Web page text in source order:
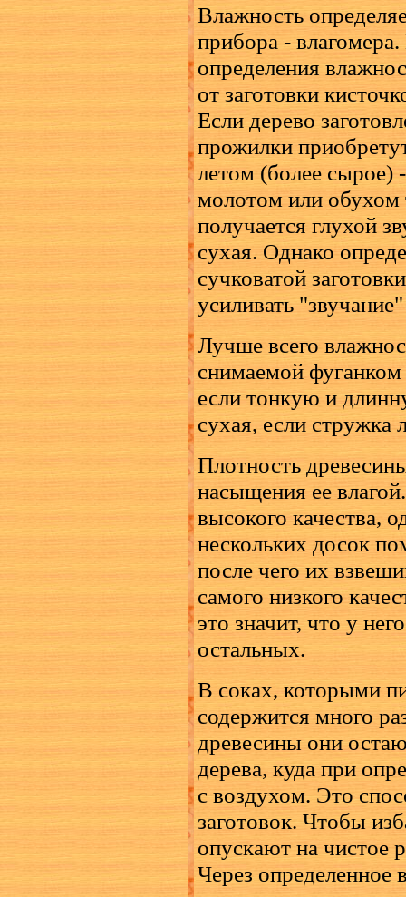
Влажность
прибора -
определения
от заготовки
Если дерево
прожилки
летом (более сырое)
молотом или обухом
получается глухой
сухая. Однако
сучковатой
усиливать
Лучше всего
снимаемой фуганком
если тонкую и
сухая, если стружка
Плотность
насыщения ее
высокого качества,
нескольких досок
после чего их
самого низкого
это значит, что у
остальных.
В соках, которыми
содержится много
древесины они
дерева, куда при
с воздухом. Это
заготовок. Чтобы
опускают на чистое
Через определенное